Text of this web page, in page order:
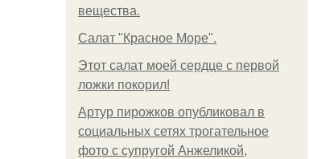
вещества.
Салат "Красное Море".
Этот салат моей сердце с первой
ложки покорил!
Артур пирожков опубликовал в
социальных сетях трогательное
фото с супругой Анжеликой,